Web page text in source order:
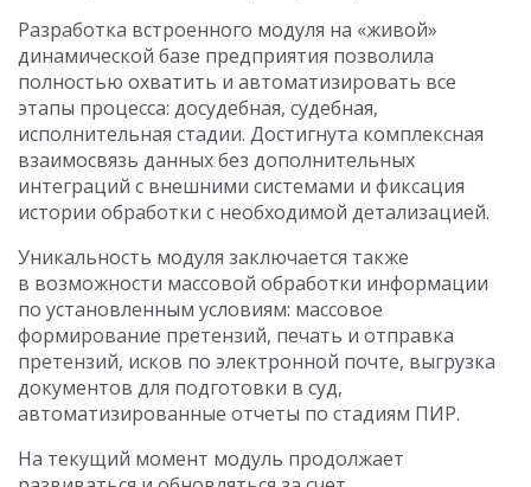
Разработка встроенного модуля на «живой»
динамической базе предприятия позволила
полностью охватить и автоматизировать все
этапы процесса: досудебная, судебная,
исполнительная стадии. Достигнута комплексная
взаимосвязь данных без дополнительных
интеграций с внешними системами и фиксация
истории обработки с необходимой детализацией.
Уникальность модуля заключается также
в возможности массовой обработки информации
по установленным условиям: массовое
формирование претензий, печать и отправка
претензий, исков по электронной почте, выгрузка
документов для подготовки в суд,
автоматизированные отчеты по стадиям ПИР.
На текущий момент модуль продолжает